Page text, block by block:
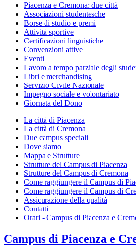
Piacenza e Cremona: due città
Associazioni studentesche
Borse di studio e premi
Attività sportive
Certificazioni linguistiche
Convenzioni attive
Eventi
Lavoro a tempo parziale degli
Libri e merchandising
Servizio Civile Nazionale
Impegno sociale e volontariato
Giornata del Dono
La città di Piacenza
La città di Cremona
Due campus speciali
Dove siamo
Mappa e Strutture
Strutture del Campus di Piacenza
Strutture del Campus di Cremona
Come raggiungere il Campus di
Come raggiungere il Campus di
Assicurazione della qualità
Contatti
Orari - Campus di Piacenza e
Campus di Piacenza e